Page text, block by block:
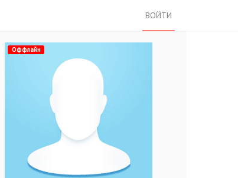
ВОЙТИ
Оффлайн